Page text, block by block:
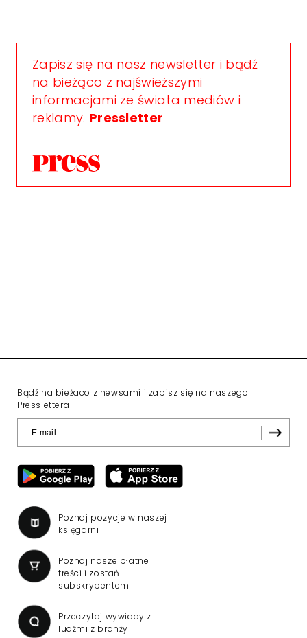
Zapisz się na nasz newsletter i bądź
na bieżąco z najświeższymi
informacjami ze świata mediów i
reklamy. Pressletter
Bądź na bieżaco z newsami i zapisz się na naszego
Presslettera
Poznaj pozycje w naszej
księgarni
Poznaj nasze płatne
treści i zostań
subskrybentem
Przeczytaj wywiady z
ludźmi z branży